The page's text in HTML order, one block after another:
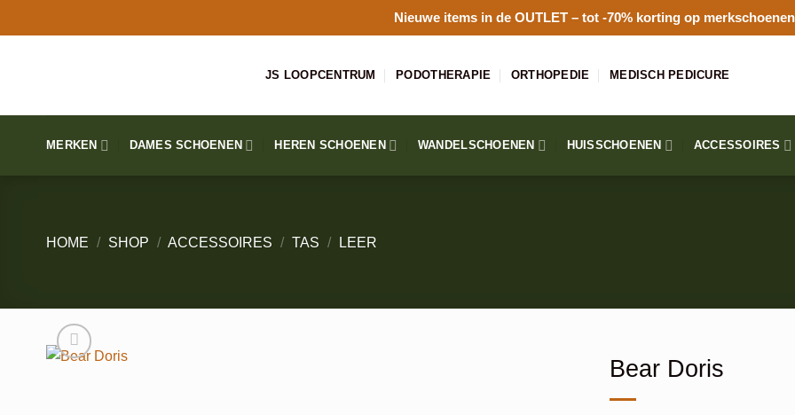
naar
Nieuwe items in de OUTLET– tot -70% korting op
JS LOOPCENTRUM PODOTHERAPIE ORTHOPEDIE MEDISCH PEDICURE
MERKEN DAMES SCHOENEN HEREN SCHOENEN WANDELSCHOENEN HUISSCHOENEN ACCESSOIRES
HOME / SHOP / ACCESSOIRES / TAS / LEER
Bear Doris